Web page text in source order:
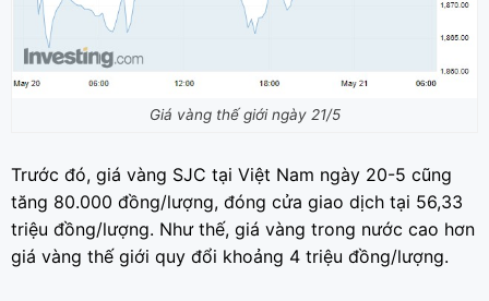
Giá vàng thế giới ngày 21/5
Trước đó, giá vàng SJC tại Việt Nam ngày 20-5 cũng
tăng 80.000 đồng/lượng, đóng cửa giao dịch tại 56,33
triệu đồng/lượng. Như thế, giá vàng trong nước cao hơn
giá vàng thế giới quy đổi khoảng 4 triệu đồng/lượng.